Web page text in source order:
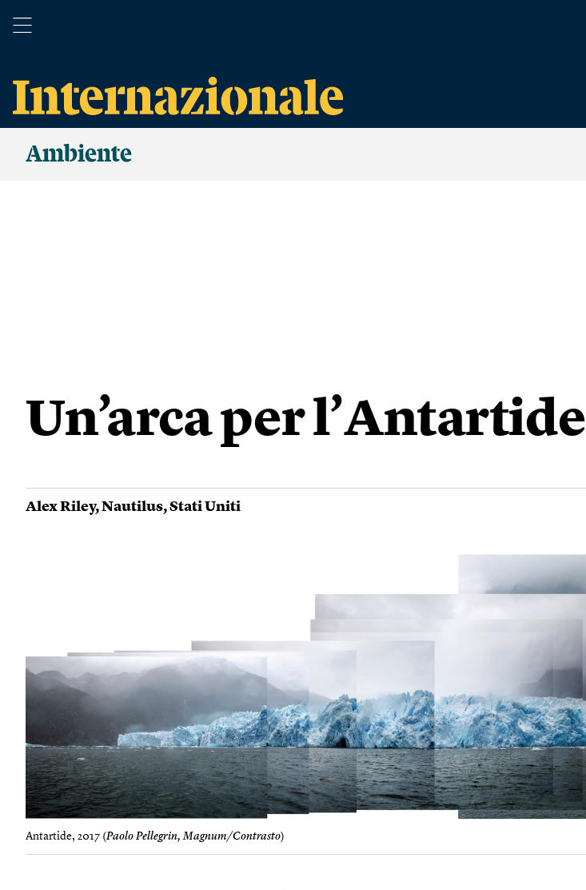
Ambiente
Un’arca per l’Antartide
Alex Riley,Nautilus,Stati Uniti
Antartide, 2017 (Paolo Pellegrin, Magnum/Contrasto)